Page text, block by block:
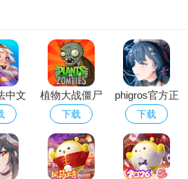
中文
植物大战僵尸
经典版下载安
装免费
下载
phigros官方正
版下载2026最
新版安卓版
下载